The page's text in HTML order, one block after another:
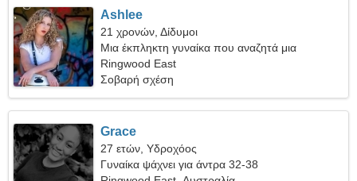
Ashlee
21 χρονών, Δίδυμοι
Μια έκπληκτη γυναίκα που αναζητά μια
πραγματική σχέση
Ringwood East
Σοβαρή σχέση
Grace
27 ετών, Υδροχόος
Γυναίκα ψάχνει για άντρα 32-38